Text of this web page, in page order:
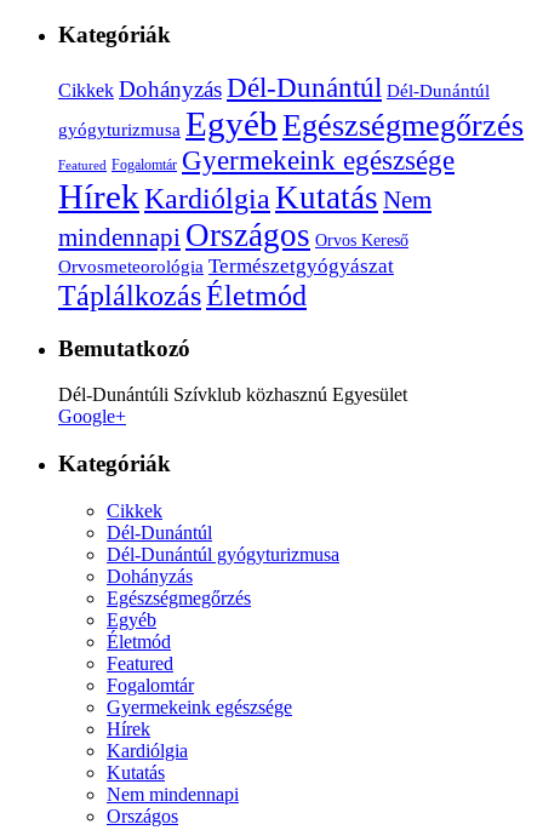
Kategóriák
Cikkek DohányzásDél-Dunántúl Dél-Dunántúl
gyógyturizmusa EgyébEgészségmegőrzés
Featured Fogalomtár Gyermekeink egészsége
HírekKardiólgia Kutatás Nem
mindennapi Országos Orvos Kereső
Orvosmeteorológia Természetgyógyászat
TáplálkozásÉletmód
Bemutatkozó
Dél-Dunántúli Szívklub közhasznú Egyesület
Google+
Kategóriák
Cikkek
Dél-Dunántúl
Dél-Dunántúl gyógyturizmusa
Dohányzás
Egészségmegőrzés
Egyéb
Életmód
Featured
Fogalomtár
Gyermekeink egészsége
Hírek
Kardiólgia
Kutatás
Nem mindennapi
Országos